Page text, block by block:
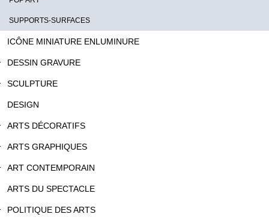
SUPPORTS-SURFACES
ICÔNE MINIATURE ENLUMINURE
DESSIN GRAVURE
SCULPTURE
DESIGN
ARTS DÉCORATIFS
ARTS GRAPHIQUES
ART CONTEMPORAIN
ARTS DU SPECTACLE
POLITIQUE DES ARTS